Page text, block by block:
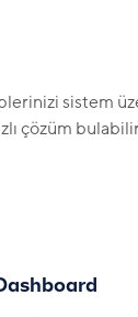
sistem
çözüm